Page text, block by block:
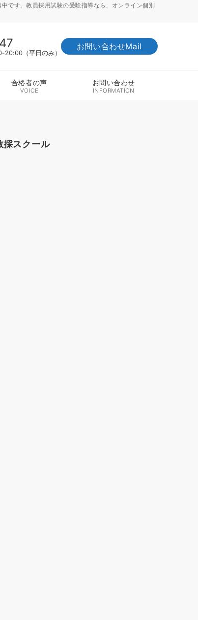
です。教員採用試験の受験指導なら、オンライン個別
20:00（平日のみ）
お問い合わせMail
合格者の声
VOICE
お問い合わせ
INFORMATION
採スクール